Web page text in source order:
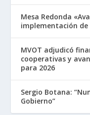
Mesa Redonda
implementación de
MVOT adjudicó
cooperativas y
para 2026
Sergio Botana:
Gobierno”